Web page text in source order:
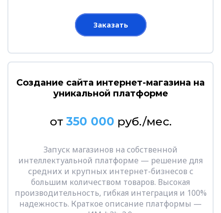
Заказать
Создание сайта интернет-магазина на
уникальной платформе
от 350 000 руб./мес.
Запуск магазинов на собственной
интеллектуальной платформе — решение для
средних и крупных интернет-бизнесов с
большим количеством товаров. Высокая
производительность, гибкая интеграция и 100%
надежность. Краткое описание платформы —